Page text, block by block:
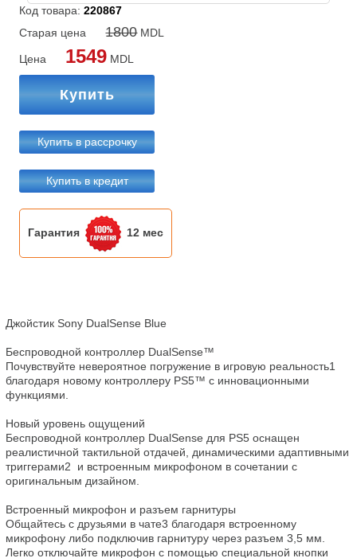
Код товара:220867
Старая цена
1800MDL
Цена 1549 MDL
Купить
Купить в рассрочку
Купить в кредит
Гарантия 12 мес
Джойстик Sony DualSense Blue
Беспроводной контроллер DualSense™
Почувствуйте невероятное погружение в игровую реальность1
благодаря новому контроллеру PS5™ с инновационными
функциями.
Новый уровень ощущений
Беспроводной контроллер DualSense для PS5 оснащен
реалистичной тактильной отдачей, динамическими адаптивными
триггерами2  и встроенным микрофоном в сочетании с
оригинальным дизайном.
Встроенный микрофон и разъем гарнитуры
Общайтесь с друзьями в чате3 благодаря встроенному
микрофону либо подключив гарнитуру через разъем 3,5 мм.
Легко отключайте микрофон с помощью специальной кнопки